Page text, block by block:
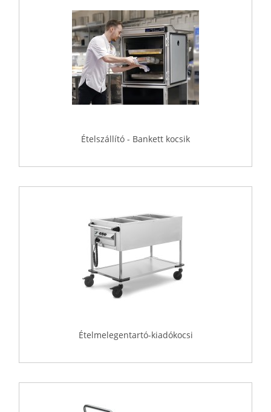
Ételszállító - Bankett kocsik
Ételmelegentartó-kiadókocsi